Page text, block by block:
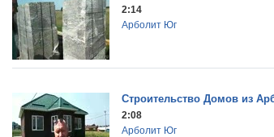
2:14
Арболит Юг
Строительство Домов из
2:08
Арболит Юг